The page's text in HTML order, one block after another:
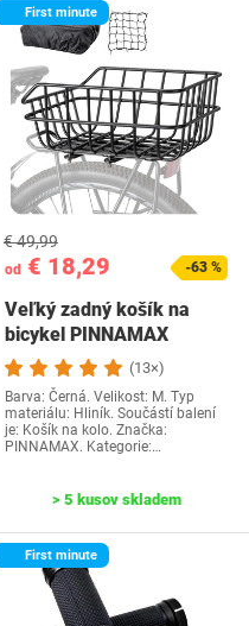
First minute
od € 18,29
€ 49,99
-63 %
Veľký zadný košík na
bicykel PINNAMAX
(13×)
Barva: Černá. Velikost: ‎M. Typ
materiálu: Hliník. Součástí balení
je: Košík na kolo. Značka:
PINNAMAX. Kategorie:…
> 5 kusov skladem
First minute